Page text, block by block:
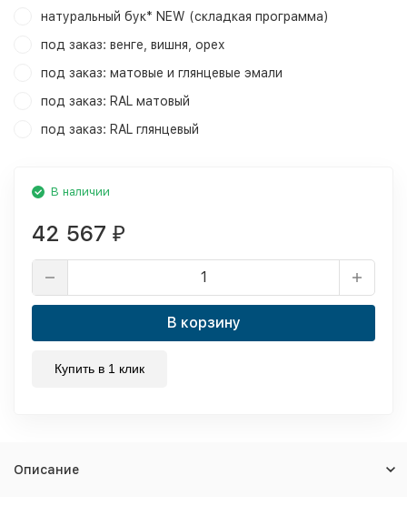
натуральный бук* NEW (складкая программа)
под заказ: венге, вишня, орех
под заказ: матовые и глянцевые эмали
под заказ: RAL матовый
под заказ: RAL глянцевый
В наличии
42 567 ₽
В корзину
Купить в 1 клик
Описание